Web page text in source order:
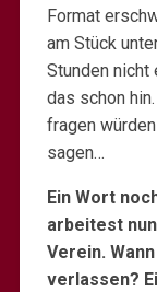
Format
am Stück
Stunden nicht
das schon
fragen
sagen…
Ein Wort
arbeitest
Verein.
verlassen?